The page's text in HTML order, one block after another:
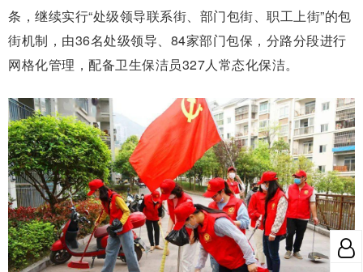
条，继续实行“处级领导联系街、部门包街、职工上街”的包
街机制，由36名处级领导、84家部门包保，分路分段进行
网格化管理，配备卫生保洁员327人常态化保洁。